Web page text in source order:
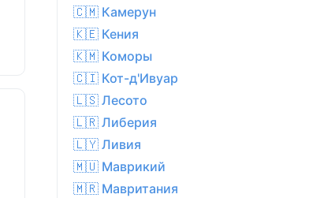
🇨🇲 Камерун
🇰🇪 Кения
🇰🇲 Коморы
🇨🇮 Кот-д'Ивуар
🇱🇸 Лесото
🇱🇷 Либерия
🇱🇾 Ливия
🇲🇺 Маврикий
🇲🇷 Мавритания